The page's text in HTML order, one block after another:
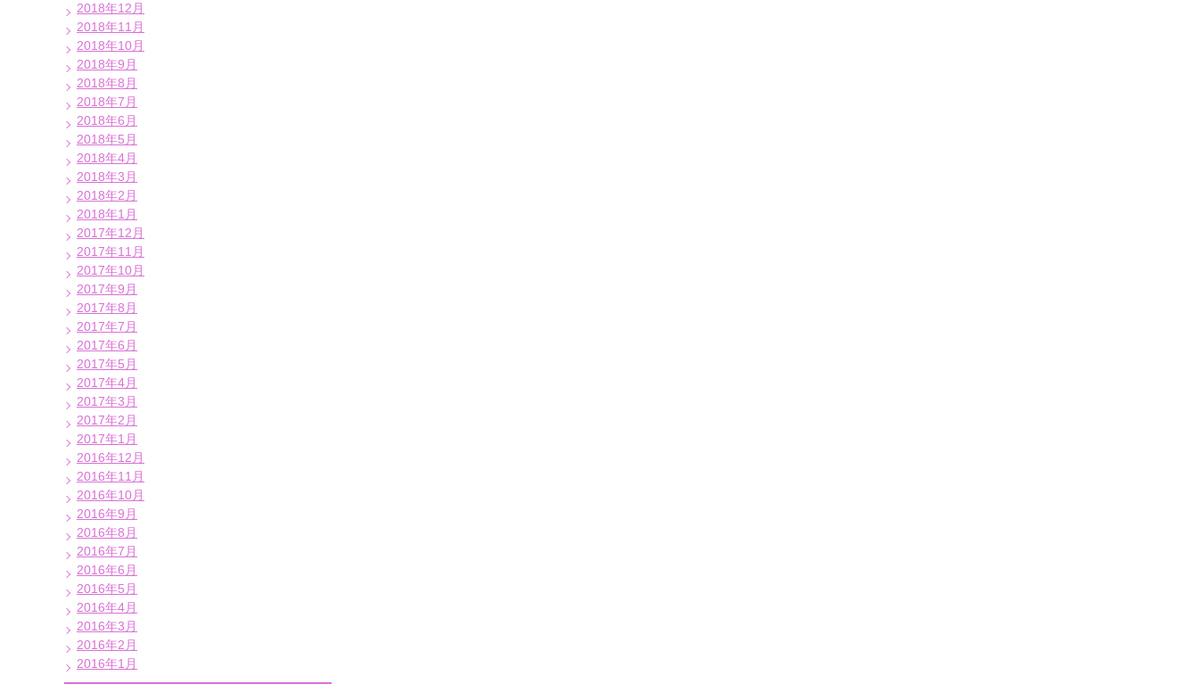
2018年12月
2018年11月
2018年10月
2018年9月
2018年8月
2018年7月
2018年6月
2018年5月
2018年4月
2018年3月
2018年2月
2018年1月
2017年12月
2017年11月
2017年10月
2017年9月
2017年8月
2017年7月
2017年6月
2017年5月
2017年4月
2017年3月
2017年2月
2017年1月
2016年12月
2016年11月
2016年10月
2016年9月
2016年8月
2016年7月
2016年6月
2016年5月
2016年4月
2016年3月
2016年2月
2016年1月